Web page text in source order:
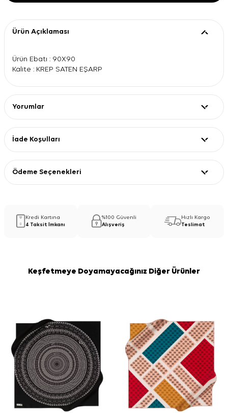
Ürün Açıklaması
Ürün Ebatı : 90X90
Kalite : KREP SATEN EŞARP
Yorumlar
İade Koşulları
Ödeme Seçenekleri
Kredi Kartına
4 Taksit İmkanı
%100 Güvenli
Alışveriş
Hızlı Kargo
Teslimat
Keşfetmeye Doyamayacağınız Diğer Ürünler